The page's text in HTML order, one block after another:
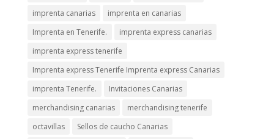
imprenta canarias
imprenta en canarias
Imprenta en Tenerife.
imprenta express canarias
imprenta express tenerife
Imprenta express Tenerife Imprenta express Canarias
imprenta Tenerife.
Invitaciones Canarias
merchandising canarias
merchandising tenerife
octavillas
Sellos de caucho Canarias